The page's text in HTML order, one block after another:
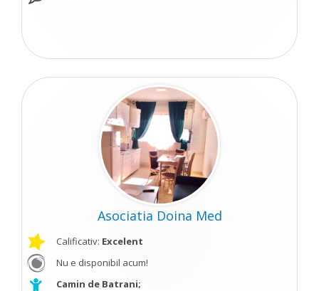
Asociatia Doina Med
Calificativ: Excelent
Nu e disponibil acum!
Camin de Batrani;